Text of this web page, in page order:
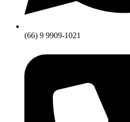
(66) 9 9909-1021